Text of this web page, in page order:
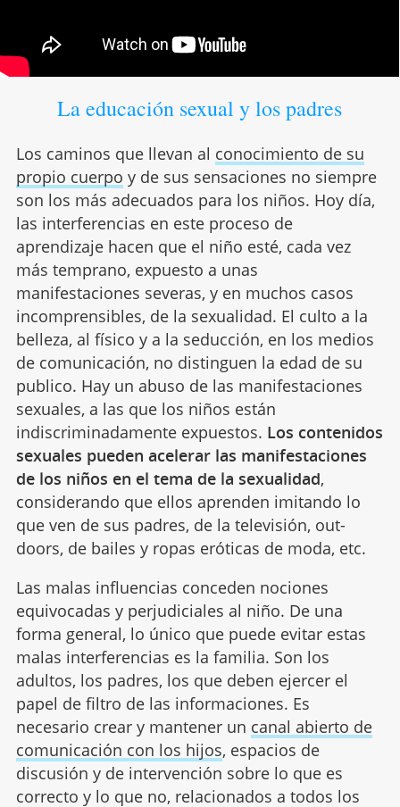
La educación sexual y los padres
Los caminos que llevan al conocimiento de su
propio cuerpo y de sus sensaciones no siempre
son los más adecuados para los niños. Hoy día,
las interferencias en este proceso de
aprendizaje hacen que el niño esté, cada vez
más temprano, expuesto a unas
manifestaciones severas, y en muchos casos
incomprensibles, de la sexualidad. El culto a la
belleza, al físico y a la seducción, en los medios
de comunicación, no distinguen la edad de su
publico. Hay un abuso de las manifestaciones
sexuales, a las que los niños están
indiscriminadamente expuestos. Los contenidos
sexuales pueden acelerar las manifestaciones
de los niños en el tema de la sexualidad,
considerando que ellos aprenden imitando lo
que ven de sus padres, de la televisión, out-
doors, de bailes y ropas eróticas de moda, etc.
Las malas influencias conceden nociones
equivocadas y perjudiciales al niño. De una
forma general, lo único que puede evitar estas
malas interferencias es la familia. Son los
adultos, los padres, los que deben ejercer el
papel de filtro de las informaciones. Es
necesario crear y mantener un canal abierto de
comunicación con los hijos, espacios de
discusión y de intervención sobre lo que es
correcto y lo que no, relacionados a todos los